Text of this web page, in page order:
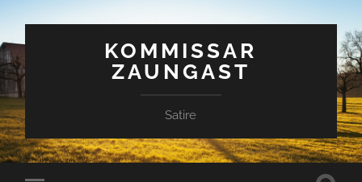
KOMMISSAR
ZAUNGAST
Satire